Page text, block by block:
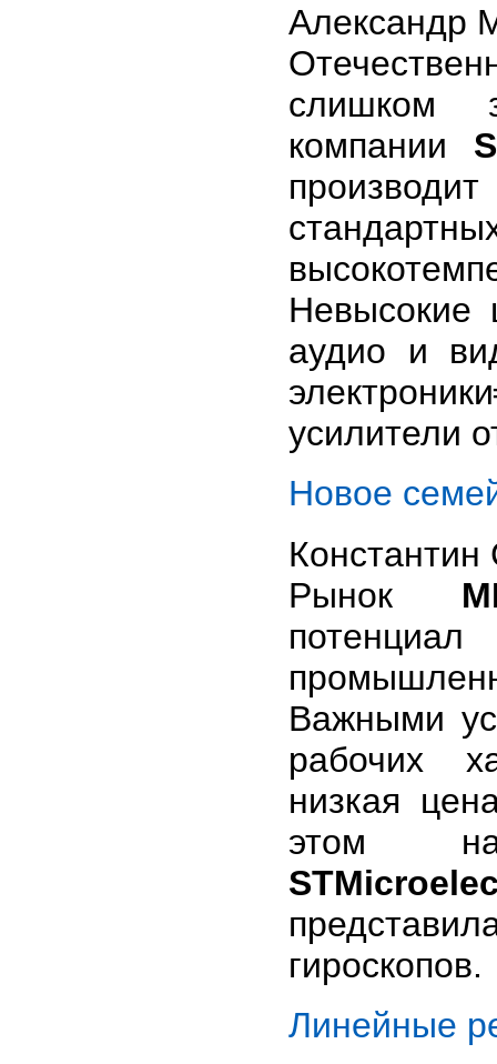
Александр
слишком
компании
Невысокие
аудио и
усилители
Новое
Рынок
Важными
рабочих
низкая
этом
гироскопов.
Линейные